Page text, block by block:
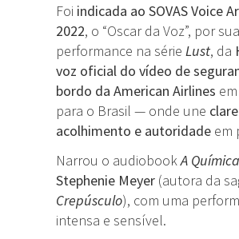
Foi indicada ao SOVAS Voice
2022, o “Oscar da Voz”, por sua
performance na sérieLust, da
voz oficial do vídeo de
bordo da American Airlines
para o Brasil — onde une
acolhimento e autoridade em
Narrou o audiobookA Química
Stephenie Meyer (autora da
Crepúsculo), com uma
intensa e sensível.